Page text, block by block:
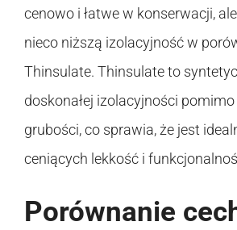
cenowo i łatwe w konserwacji,
nieco niższą izolacyjność w
Thinsulate. Thinsulate to
doskonałej izolacyjności
grubości, co sprawia, że jest
ceniących lekkość i
Porównanie